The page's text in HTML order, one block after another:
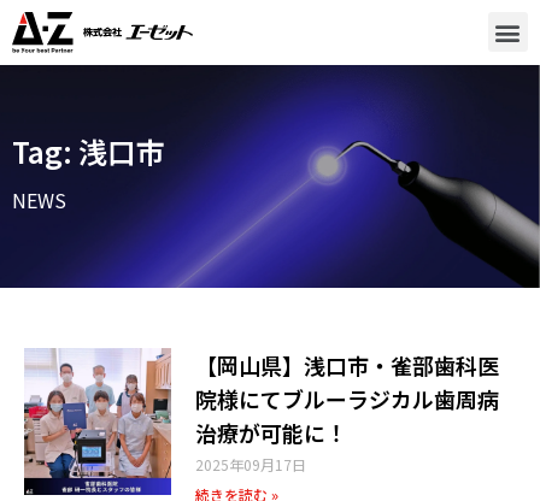
Tag: 浅口市
NEWS
【岡山県】浅口市・雀部歯科医
院様にてブルーラジカル歯周病
治療が可能に！
2025年09月17日
続きを読む »